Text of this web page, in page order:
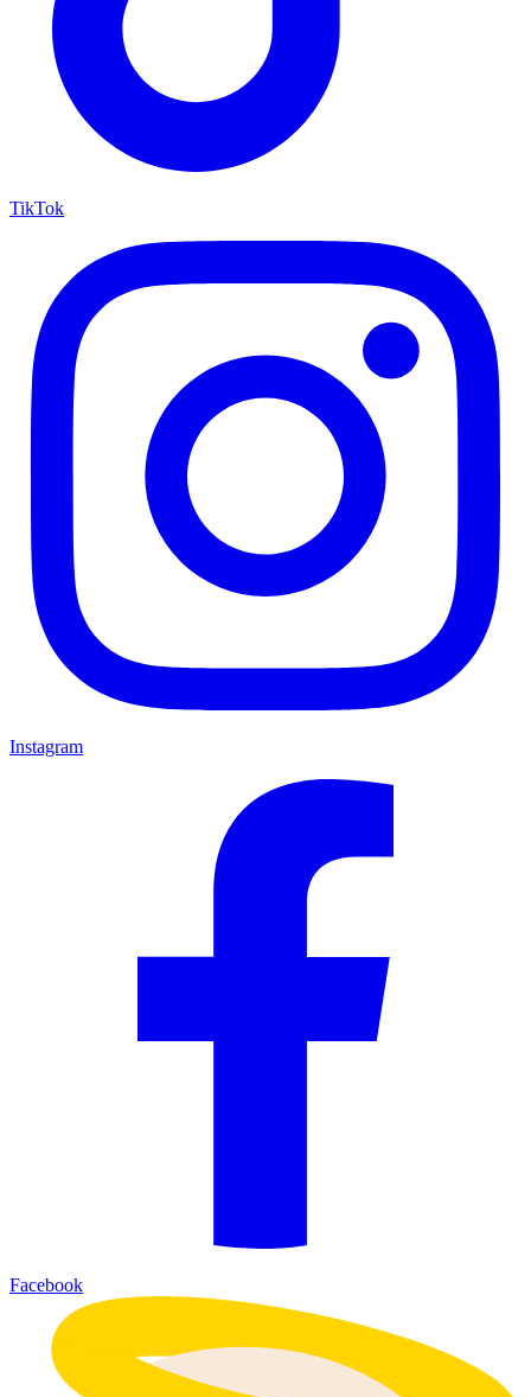
TikTok
Instagram
Facebook